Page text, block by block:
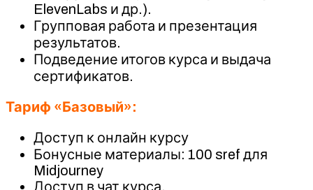
ElevenLabs и др.).
Групповая работа и презентация
результатов.
Подведение итогов курса и выдача
сертификатов.
Тариф «Базовый»:
Доступ к онлайн курсу
Бонусные материалы: 100 sref для
Midjourney
Доступ в чат курса.